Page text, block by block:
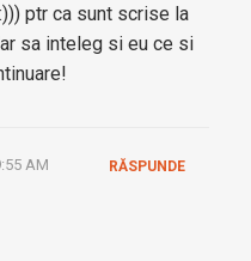
ptr ca sunt scrise la
sa inteleg si eu ce si
AM RĂSPUNDE